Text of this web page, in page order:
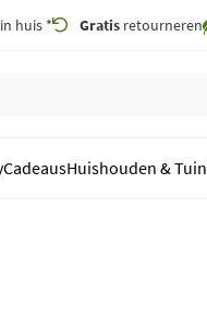
huis * Gratis retourneren
CadeausHuishouden & Tuin